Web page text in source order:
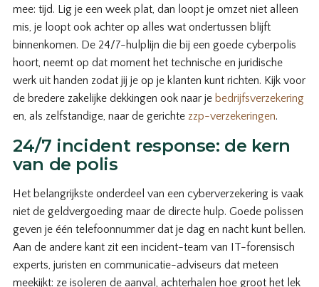
mee: tijd. Lig je een week plat, dan loopt je omzet niet alleen
mis, je loopt ook achter op alles wat ondertussen blijft
binnenkomen. De 24/7-hulplijn die bij een goede cyberpolis
hoort, neemt op dat moment het technische en juridische
werk uit handen zodat jij je op je klanten kunt richten. Kijk voor
de bredere zakelijke dekkingen ook naar je bedrijfsverzekering
en, als zelfstandige, naar de gerichte zzp-verzekeringen.
24/7 incident response: de kern
van de polis
Het belangrijkste onderdeel van een cyberverzekering is vaak
niet de geldvergoeding maar de directe hulp. Goede polissen
geven je één telefoonnummer dat je dag en nacht kunt bellen.
Aan de andere kant zit een incident-team van IT-forensisch
experts, juristen en communicatie-adviseurs dat meteen
meekijkt: ze isoleren de aanval, achterhalen hoe groot het lek